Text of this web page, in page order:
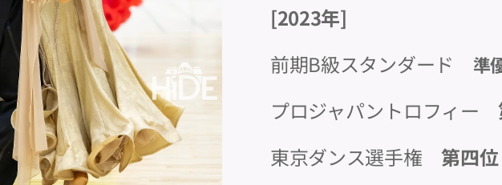
[2023年]
前期B級スタンダード 準
プロジャパントロフィー
東京ダンス選手権第四